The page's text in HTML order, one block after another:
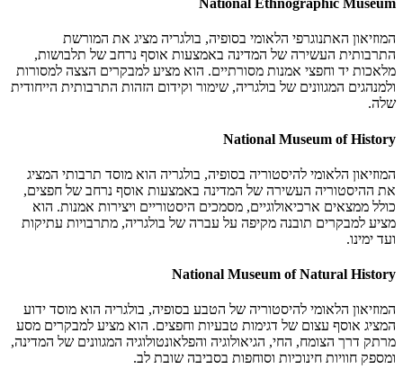
National Ethnographic Museum
המוזיאון האתנוגרפי הלאומי בסופיה, בולגריה מציג את המורשת
התרבותית העשירה של המדינה באמצעות אוסף נרחב של תלבושות,
מלאכות יד וחפצי אמנות מסורתיים. הוא מציע למבקרים הצצה למסורות
ולמנהגים המגוונים של בולגריה, שימור וקידום הזהות התרבותית הייחודית
שלה.
National Museum of History
המוזיאון הלאומי להיסטוריה בסופיה, בולגריה הוא מוסד תרבותי המציג
את ההיסטוריה העשירה של המדינה באמצעות אוסף נרחב של חפצים,
כולל ממצאים ארכיאולוגיים, מסמכים היסטוריים ויצירות אמנות. הוא
מציע למבקרים תובנה מקיפה על עברה של בולגריה, מתרבויות עתיקות
ועד ימינו.
National Museum of Natural History
המוזיאון הלאומי להיסטוריה של הטבע בסופיה, בולגריה הוא מוסד ידוע
המציג אוסף עצום של דגימות טבעיות וחפצים. הוא מציע למבקרים מסע
מרתק דרך הצומח, החי, הגיאולוגיה והפלאונטולוגיה המגוונים של המדינה,
ומספק חוויות חינוכיות וסוחפות בסביבה שובת לב.